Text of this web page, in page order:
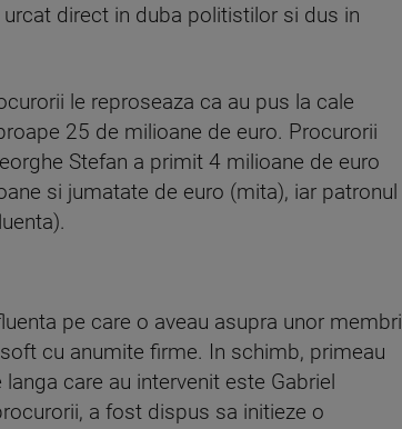
direct in duba politistilor si dus in
le reproseaza ca au pus la cale
25 de milioane de euro. Procurorii
Stefan a primit 4 milioane de euro
si jumatate de euro (mita), iar patronul
pe care o aveau asupra unor membri
cu anumite firme. In schimb, primeau
care au intervenit este Gabriel
a fost dispus sa initieze o